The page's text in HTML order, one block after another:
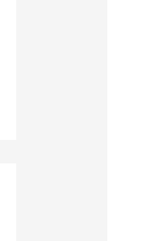
45号(2,000枚)